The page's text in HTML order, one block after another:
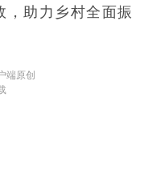
，助力乡村全面振
端原创